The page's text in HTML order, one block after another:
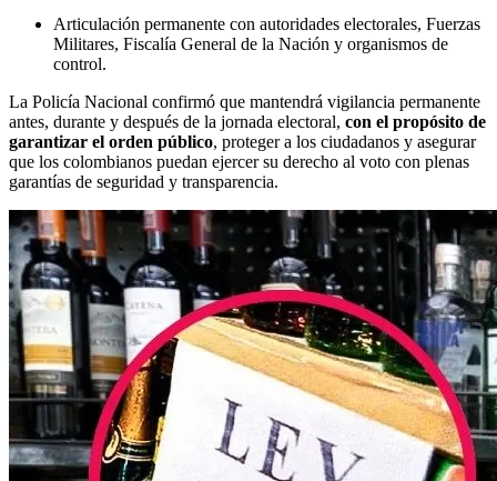
Articulación permanente con autoridades electorales, Fuerzas
Militares, Fiscalía General de la Nación y organismos de
control.
La Policía Nacional confirmó que mantendrá vigilancia permanente
antes, durante y después de la jornada electoral, con el propósito de
garantizar el orden público, proteger a los ciudadanos y asegurar
que los colombianos puedan ejercer su derecho al voto con plenas
garantías de seguridad y transparencia.